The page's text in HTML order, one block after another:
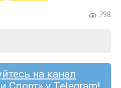
798
на канал